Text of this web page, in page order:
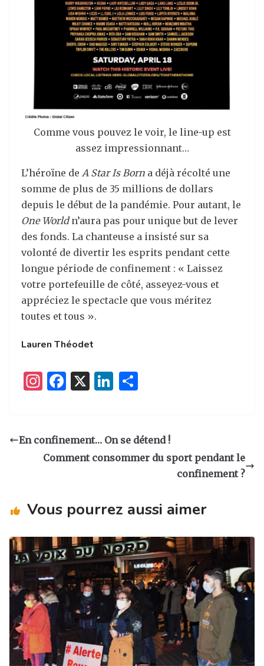
Comme vous pouvez le voir, le line-up est
assez impressionnant…
L’héroïne de A Star Is Born a déjà récolté une
somme de plus de 35 millions de dollars
depuis le début de la pandémie. Pour autant, le
One Worldn’aura pas pour unique but de lever
des fonds. La chanteuse a insisté sur sa
volonté de divertir les esprits pendant cette
longue période de confinement : « Laissez
votre portefeuille de côté, asseyez-vous et
appréciez le spectacle que vous méritez
toutes et tous ».
Lauren Théodet
I
a
g
F
e
b
k
X
Li
e
dI
g
er
En confinement… On se détend !
Comment consommer du sport pendant le
confinement ?
Vous pourrez aussi aimer